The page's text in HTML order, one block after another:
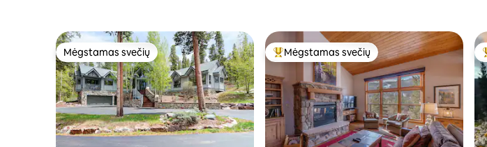
Mėgstamas svečių
Mėgstamas svečių Svečių mėgstamiausias
Mėgstamas svečių